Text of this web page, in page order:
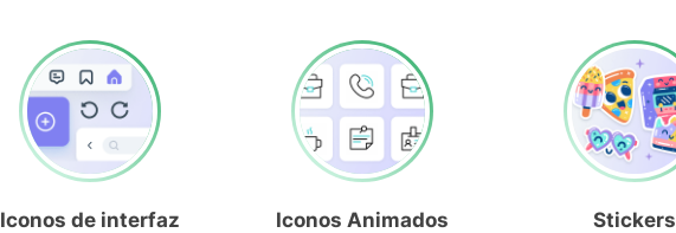
Iconos de interfaz Iconos Animados Stickers